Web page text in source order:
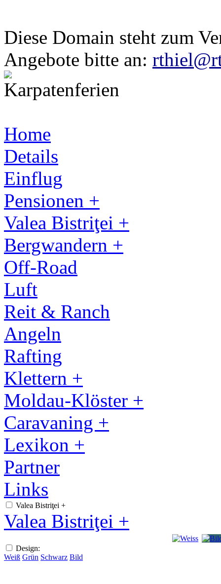
Diese Domain steht zum
Angebote bitte an:
Home
Details
Einflug
Pensionen +
Valea Bistriţei +
Bergwandern +
Off-Road
Luft
Reit & Ranch
Angeln
Rafting
Klettern +
Moldau-Klöster +
Caravaning +
Lexikon +
Partner
Links
Valea Bistriţei +
Valea Bistriţei +
Design:
Weiß Grün Schwarz Bild